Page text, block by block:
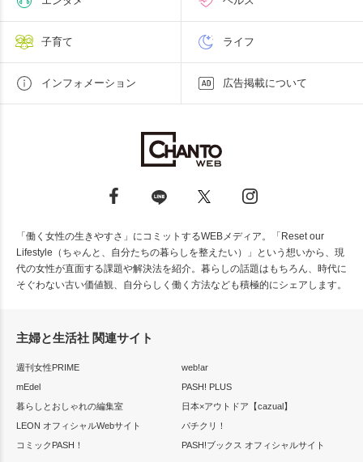
子育て ライフ
インフォメーション 広告掲載について
「働く女性の生きやすさ」にコミットするWEBメディア。「Reset our
Lifestyle（ちゃんと、自分たちの暮らしを整えたい）」という想いから、現
代の女性が直面する課題や解決法を紹介。暮らしの話題はもちろん、時代に
そぐわない古い価値観、自分らしく働く方法なども積極的にシェアします。
主婦と生活社 関連サイト
週刊女性PRIME
web!ar
mEdel
PASH! PLUS
暮らしとおしゃれの編集室
日本×アウトドア【cazual】
LEON オフィシャルWebサイト
パチクリ！
コミックPASH！
PASH!ブックス オフィシャルサイト